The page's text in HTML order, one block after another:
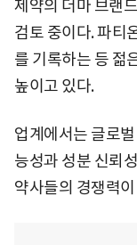
제약의 더마 브랜
검토 중이다. 파티
를 기록하는 등 젊
높이고 있다.
업계에서는 글로
능성과 성분 신뢰
약사들의 경쟁력